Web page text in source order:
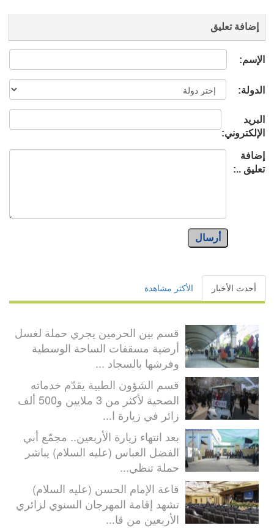
إضافة تعليق
الإسم:
الدولة:
البريد
الإلكتروني:
إضافة
تعليق ..:
أرسال
أحدث الأخبار الأكثر مشاهدة
قسم بين الحرمين يجري حملة لغسل
أرضية مسقفات الساحة الوسطية
وفرشها بالسجاد ...
قسم الشؤون الطبية يقدّم خدماته
الصحية لأكثر من 3 ملايين و500 ألف
زائر في زيارة ا...
بعد انتهاء زيارة الأربعين.. مجمّع أبي
الفضل العباس (عليه السلام) يباشر
حملة تنظي...
قاعة الإمام الحسن (عليه السلام)
تشهد إقامة المهرجان السنوي لزائري
الأربعين من قا...